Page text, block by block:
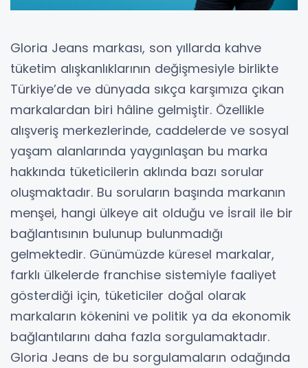
Gloria Jeans markası, son yıllarda kahve
tüketim alışkanlıklarının değişmesiyle birlikte
Türkiye’de ve dünyada sıkça karşımıza çıkan
markalardan biri hâline gelmiştir. Özellikle
alışveriş merkezlerinde, caddelerde ve sosyal
yaşam alanlarında yaygınlaşan bu marka
hakkında tüketicilerin aklında bazı sorular
oluşmaktadır. Bu soruların başında markanın
menşei, hangi ülkeye ait olduğu ve İsrail ile bir
bağlantısının bulunup bulunmadığı
gelmektedir. Günümüzde küresel markalar,
farklı ülkelerde franchise sistemiyle faaliyet
gösterdiği için, tüketiciler doğal olarak
markaların kökenini ve politik ya da ekonomik
bağlantılarını daha fazla sorgulamaktadır.
Gloria Jeans de bu sorgulamaların odağında